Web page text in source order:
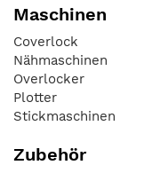
Maschinen
Coverlock
Nähmaschinen
Overlocker
Plotter
Stickmaschinen
Zubehör